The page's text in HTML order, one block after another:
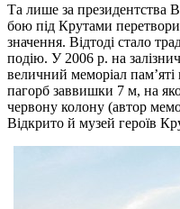
Та лише за президентства
бою під Крутами
значення. Відтоді стало
подію. У 2006 р. на
величний меморіал
пагорб заввишки 7 м, на
червону колону (автор
Відкрито й музей героїв